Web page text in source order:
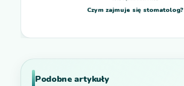
Czym zajmuje się stomatolog?
Podobne artykuły